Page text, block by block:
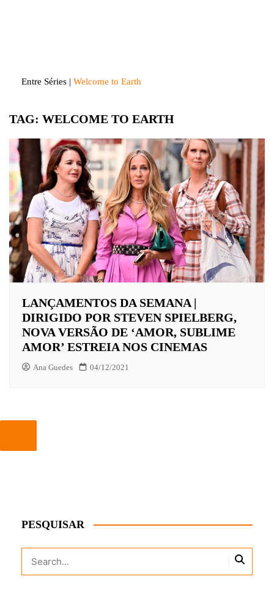
Entre Séries | Welcome to Earth
TAG: WELCOME TO EARTH
LANÇAMENTOS DA SEMANA |
DIRIGIDO POR STEVEN SPIELBERG,
NOVA VERSÃO DE ‘AMOR, SUBLIME
AMOR’ ESTREIA NOS CINEMAS
Ana Guedes 04/12/2021
PESQUISAR